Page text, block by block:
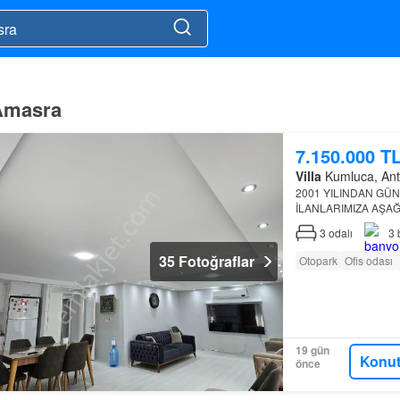
35 Fotoğraflar
7.150.000
VillaKumluca,
2001 YILINDAN
İLANLARIMIZA
05327958859 ☎☎
VİLLANIN
3 odalı 3
Otopark Ofis odası
19 gün
önce